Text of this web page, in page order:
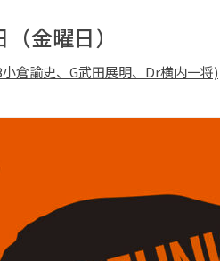
金曜日）
倉諭史、G武田展明、Dr横内一将)